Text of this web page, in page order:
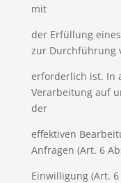
mit
der Erfüllung
zur Durchführung
erforderlich ist. In
Verarbeitung auf
der
effektiven
Anfragen (Art. 6
Einwilligung (Art. 6